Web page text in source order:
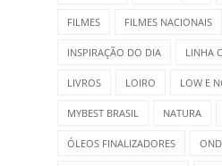
FILMES FILMES NACIONAIS
INSPIRAÇÃO DO DIA LINHA
LIVROS LOIRO LOW E
MYBEST BRASIL NATURA
ÓLEOS FINALIZADORES